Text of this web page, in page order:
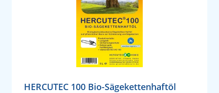
HERCUTEC 100 Bio-Sägekettenhaftöl